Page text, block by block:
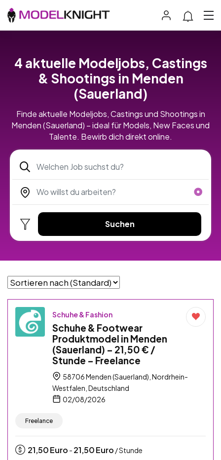
4 aktuelle Modeljobs, Castings
& Shootings in Menden
(Sauerland)
Finde aktuelle Modeljobs, Castings und Shootings in
Menden (Sauerland) – ideal für Models, New Faces und
Talente. Bewirb dich direkt online.
Suchen
Schuhe & Fashion
Schuhe & Footwear
Produktmodel in Menden
(Sauerland) – 21,50 € /
Stunde – Freelance
58706 Menden (Sauerland), Nordrhein-
Westfalen, Deutschland
02/08/2026
Freelance
21,50Euro - 21,50Euro / Stunde